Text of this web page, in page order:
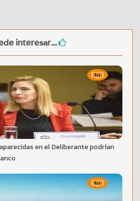
interesar...
en el Deliberante podrían